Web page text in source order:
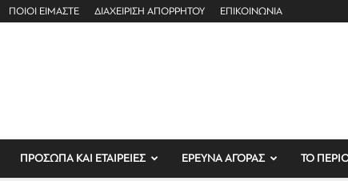
ΠΟΙΟΙ ΕΙΜΑΣΤΕ ΔΙΑΧΕΙΡΙΣΗ ΑΠΟΡΡΗΤΟΥ ΕΠΙΚΟΙΝΩΝΙΑ
ΠΡΟΣΩΠΑ ΚΑΙ ΕΤΑΙΡΕΙΕΣ ΕΡΕΥΝΑ ΑΓΟΡΑΣ ΤΟ